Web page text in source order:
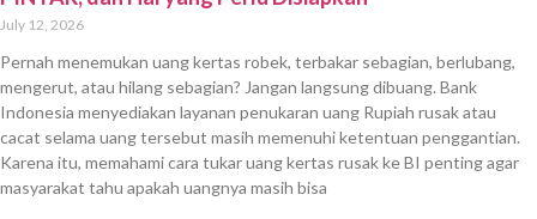
July 12, 2026
Pernah menemukan uang kertas robek, terbakar sebagian, berlubang,
mengerut, atau hilang sebagian? Jangan langsung dibuang. Bank
Indonesia menyediakan layanan penukaran uang Rupiah rusak atau
cacat selama uang tersebut masih memenuhi ketentuan penggantian.
Karena itu, memahami cara tukar uang kertas rusak ke BI penting agar
masyarakat tahu apakah uangnya masih bisa